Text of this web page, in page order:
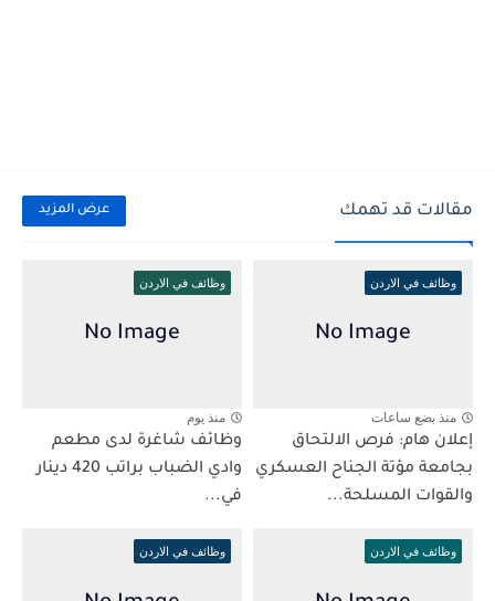
مقالات قد تهمك عرض المزيد
وظائف في الاردن
منذ بضع ساعات
إعلان هام: فرص الالتحاق
بجامعة مؤتة الجناح العسكري
والقوات المسلحة...
وظائف في الاردن
منذ يوم
وظائف شاغرة لدى مطعم
وادي الضباب براتب 420 دينار
في...
وظائف في الاردن وظائف في الاردن